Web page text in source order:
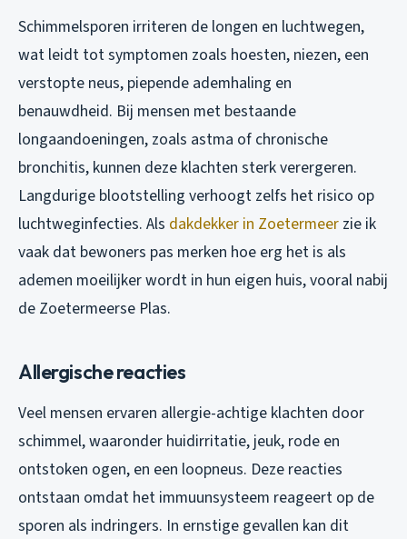
Schimmelsporen irriteren de longen en luchtwegen,
wat leidt tot symptomen zoals hoesten, niezen, een
verstopte neus, piepende ademhaling en
benauwdheid. Bij mensen met bestaande
longaandoeningen, zoals astma of chronische
bronchitis, kunnen deze klachten sterk verergeren.
Langdurige blootstelling verhoogt zelfs het risico op
luchtweginfecties. Als dakdekker in Zoetermeer zie ik
vaak dat bewoners pas merken hoe erg het is als
ademen moeilijker wordt in hun eigen huis, vooral nabij
de Zoetermeerse Plas.
Allergische reacties
Veel mensen ervaren allergie-achtige klachten door
schimmel, waaronder huidirritatie, jeuk, rode en
ontstoken ogen, en een loopneus. Deze reacties
ontstaan omdat het immuunsysteem reageert op de
sporen als indringers. In ernstige gevallen kan dit